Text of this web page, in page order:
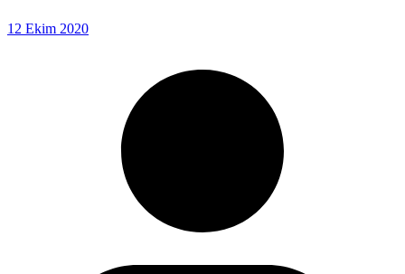
12 Ekim 2020